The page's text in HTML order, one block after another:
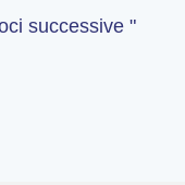
successive "